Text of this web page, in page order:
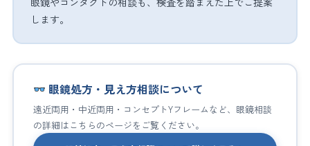
します。
眼鏡処方・見え方相談について
遠近両用・中近両用・コンセプトYフレームなど、眼鏡相談
の詳細はこちらのページをご覧ください。